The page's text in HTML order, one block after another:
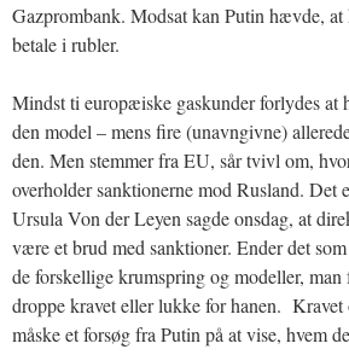
Gazprombank. Modsat kan Putin hævde, at
betale i rubler.
Mindst ti europæiske gaskunder forlydes at
den model – mens fire (unavngivne)
den. Men stemmer fra EU, sår tvivl om,
overholder sanktionerne mod Rusland. Det
Ursula Von der Leyen sagde onsdag, at
være et brud med sanktioner. Ender det
de forskellige krumspring og modeller, man
droppe kravet eller lukke for hanen.
måske et forsøg fra Putin på at vise, hvem